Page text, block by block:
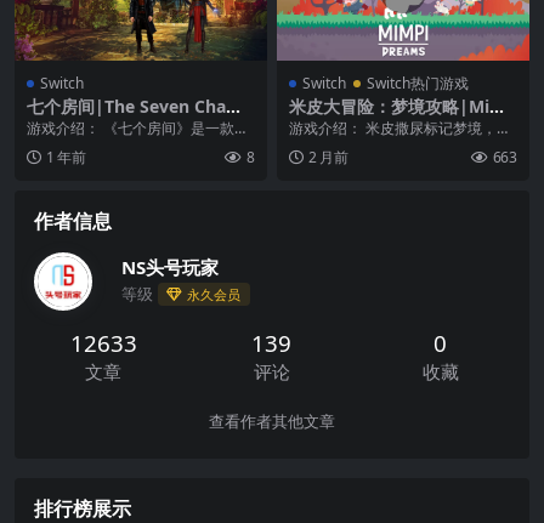
Switch
七个房间|The Seven Chamb
ers
游戏介绍： 《七个房间》是一款隐
藏物品游戏，游戏有着精美的视觉
效果和耐人寻味的故...
1 年前 8
Switch Switch热门游戏
米皮大冒险：梦境攻略|Mimp
i Dreams中文
游戏介绍： 米皮撒尿标记梦境，这
和其他狗没什么两样 帮助米皮过五
关，救出它的朋友...
2 月前 663
作者信息
NS头号玩家
等级 永久会员
12633
文章
139
评论
0
收藏
查看作者其他文章
排行榜展示